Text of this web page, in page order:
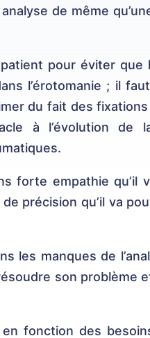
de même
pour éviter que
l’érotomanie ; il
du fait des
à l’évolution de
forte empathie qu’il
précision qu’il va
les manques de
son problème
fonction des